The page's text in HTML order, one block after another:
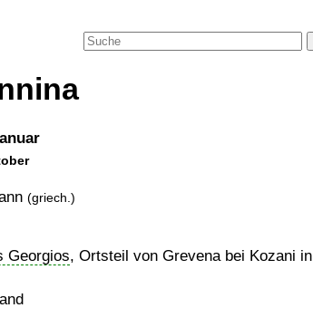
(griech.)
Georgios, Ortsteil von Grevena bei Kozani in